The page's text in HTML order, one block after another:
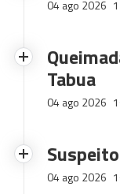
04 ago 2026
Tabua
04 ago 2026
04 ago 2026